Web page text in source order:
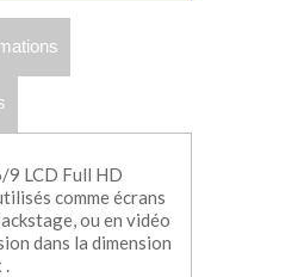
9 LCD Full HD
comme écrans
ou en vidéo
dans la dimension